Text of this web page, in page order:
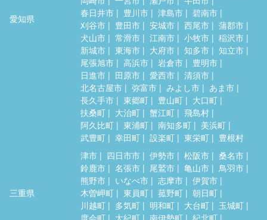
愛知県
春日井市
豊川市 津島市
碧南市
刈谷市
豊田市 安城市 西尾市
蒲郡市
犬山市
常滑市 江南市 小牧市
稲沢市
新城市
東海市 大府市 知多市
知立市
尾張旭市
高浜市 岩倉市
豊明市
日進市
田原市 愛西市
清須市
北名古屋市
弥富市 みよし市
あま市
長久手市
東郷町 豊山町
大口町
扶桑町
大治町 蟹江町
飛島村
阿久比町
東浦町 南知多町
美浜町
武豊町
幸田町 設楽町 東栄町 豊根村
三重県
津市 四日市市 伊勢市 松阪市
桑名市
鈴鹿市
名張市 尾鷲市 亀山市
鳥羽市
熊野市
いなべ市 志摩市
伊賀市
木曽岬町
東員町 菰野町
朝日町
川越町
多気町 明和町 大台町
玉城町
度会町
大紀町 南伊勢町
紀北町